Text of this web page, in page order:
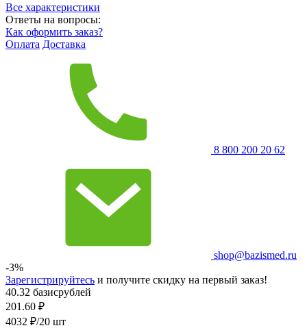
Все характеристики
Ответы на вопросы:
Как оформить заказ?
Оплата Доставка
8 800 200 20 62
shop@bazismed.ru
-3%
Зарегистрируйтесь и получите скидку на первый заказ!
40.32 базисрублей
201.60 ₽
4032 ₽/20 шт